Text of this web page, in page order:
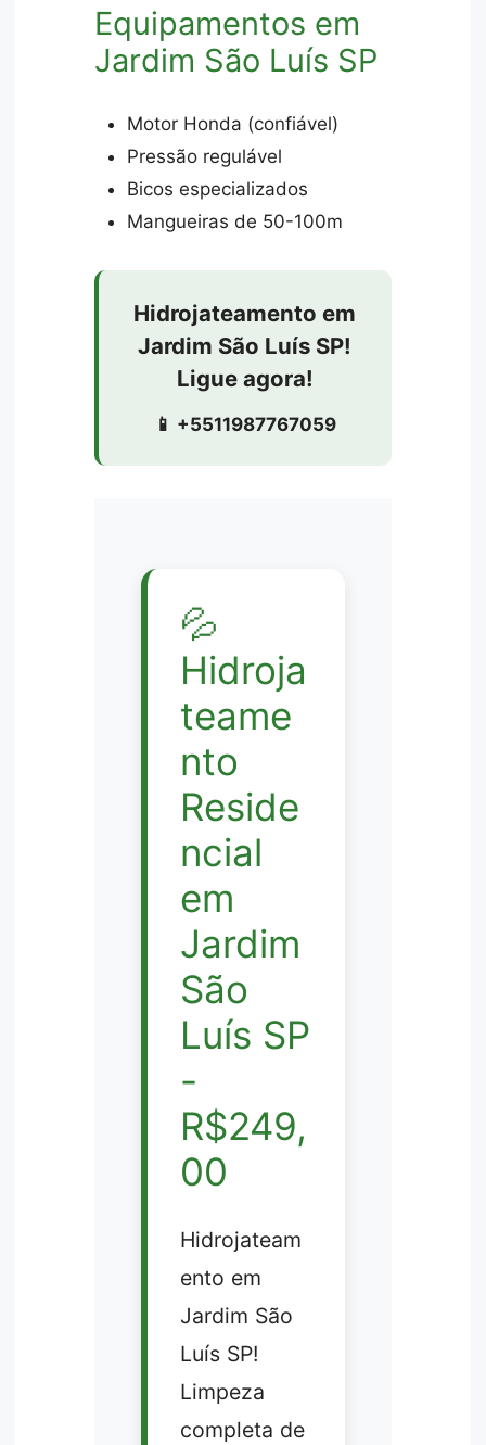
Equipamentos em
Jardim São Luís SP
Motor Honda (confiável)
Pressão regulável
Bicos especializados
Mangueiras de 50-100m
Hidrojateamento em
Jardim São Luís SP!
Ligue agora!
📱 +5511987767059
💦
Hidroja
teame
nto
Reside
ncial
em
Jardim
São
Luís SP
-
R$249,
00
Hidrojateam
ento em
Jardim São
Luís SP!
Limpeza
completa de